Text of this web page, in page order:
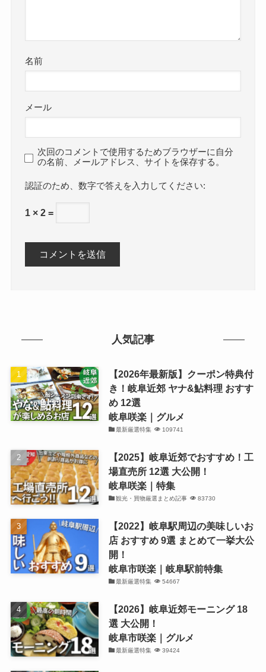
名前
メール
次回のコメントで使用するためブラウザーに自分
の名前、メールアドレス、サイトを保存する。
数字で答えを入力してください:
1 × 2 =
人気記事
【2026年最新版】クーポン特典付
き！岐阜近郊 ヤナ&鮎料理 おすす
め 12選
岐阜咲楽｜グルメ
最新厳選特集 109741
【2025】岐阜近郊でおすすめ！工
場直売所 12選 大公開！
岐阜咲楽｜特集
観光・買物厳選まとめ記事 83730
【2022】岐阜駅周辺の美味しいお
店 おすすめ 9選 まとめて一挙大公
開！
岐阜市咲楽｜岐阜駅前特集
最新厳選特集 54667
【2026】岐阜近郊モーニング 18
選 大公開！
岐阜市咲楽｜グルメ
最新厳選特集 39424